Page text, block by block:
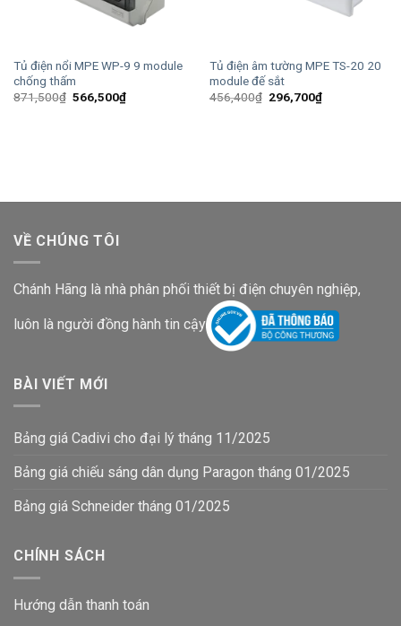
Tủ điện nổi MPE WP-9 9 module
chống thấm
871,500₫ Giá
566,500₫Giá
hiện
Tủ điện âm tường MPE TS-20 20
module đế sắt
456,400₫ Giá
296,700₫Giá
hiện
VỀ CHÚNG TÔI
Chánh Hãng là nhà phân phối thiết bị điện chuyên nghiệp,
luôn là người đồng hành tin cậy
BÀI VIẾT MỚI
Bảng giá Cadivi cho đại lý tháng 11/2025
Bảng giá chiếu sáng dân dụng Paragon tháng 01/2025
Bảng giá Schneider tháng 01/2025
CHÍNH SÁCH
Hướng dẫn thanh toán